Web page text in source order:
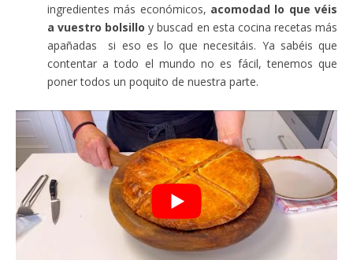
ingredientes más económicos, acomodad lo que véis
a vuestro bolsillo y buscad en esta cocina recetas más
apañadas si eso es lo que necesitáis. Ya sabéis que
contentar a todo el mundo no es fácil, tenemos que
poner todos un poquito de nuestra parte.